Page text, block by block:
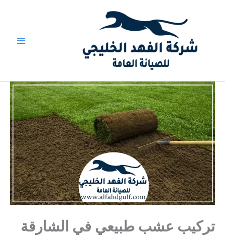
تركيب عشب طبيعي في الشارقة